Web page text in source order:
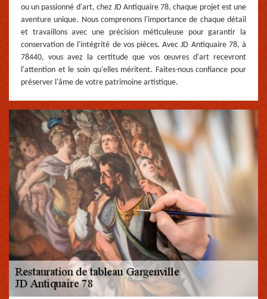
ou un passionné d'art, chez JD Antiquaire 78, chaque projet est une
aventure unique. Nous comprenons l'importance de chaque détail
et travaillons avec une précision méticuleuse pour garantir la
conservation de l'intégrité de vos pièces. Avec JD Antiquaire 78, à
78440, vous avez la certitude que vos œuvres d'art recevront
l'attention et le soin qu'elles méritent. Faites-nous confiance pour
préserver l'âme de votre patrimoine artistique.